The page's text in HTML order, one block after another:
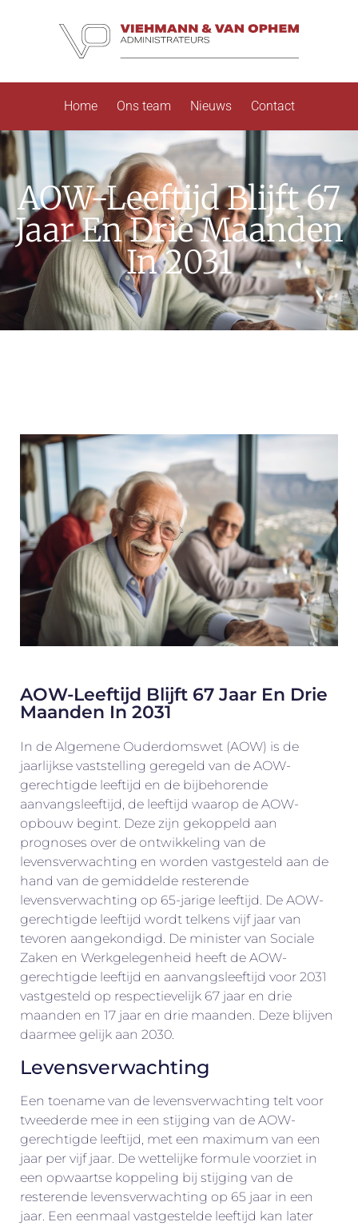
Home Ons team Nieuws Contact
AOW-Leeftijd Blijft 67
Jaar En Drie Maanden
In 2031
AOW-Leeftijd Blijft 67 Jaar En Drie
Maanden In 2031
In de Algemene Ouderdomswet (AOW) is de
jaarlijkse vaststelling geregeld van de AOW-
gerechtigde leeftijd en de bijbehorende
aanvangsleeftijd, de leeftijd waarop de AOW-
opbouw begint. Deze zijn gekoppeld aan
prognoses over de ontwikkeling van de
levensverwachting en worden vastgesteld aan de
hand van de gemiddelde resterende
levensverwachting op 65-jarige leeftijd. De AOW-
gerechtigde leeftijd wordt telkens vijf jaar van
tevoren aangekondigd. De minister van Sociale
Zaken en Werkgelegenheid heeft de AOW-
gerechtigde leeftijd en aanvangsleeftijd voor 2031
vastgesteld op respectievelijk 67 jaar en drie
maanden en 17 jaar en drie maanden. Deze blijven
daarmee gelijk aan 2030.
Levensverwachting
Een toename van de levensverwachting telt voor
tweederde mee in een stijging van de AOW-
gerechtigde leeftijd, met een maximum van een
jaar per vijf jaar. De wettelijke formule voorziet in
een opwaartse koppeling bij stijging van de
resterende levensverwachting op 65 jaar in een
jaar. Een eenmaal vastgestelde leeftijd kan later